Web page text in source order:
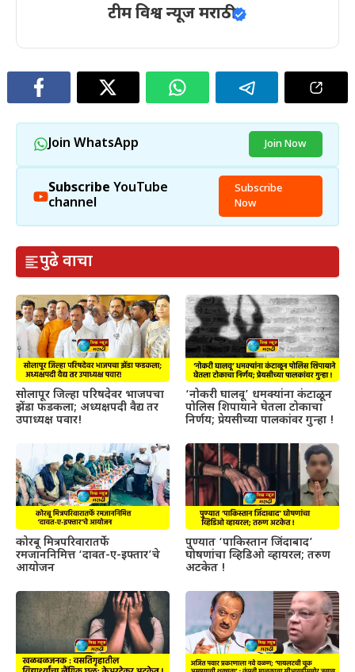
टीम विश्व न्यूज मराठी
Join WhatsApp Join Now
Subscribe YouTube
channel
Subscribe
Now
पुढे वाचा
सोलापूर जिल्हा परिषदेवर भाजपचा
झेंडा फडकला; अध्यक्षपदी वैद्य तर
उपाध्यक्ष पवार!
‘नोकरी घालवू’ धमक्यांना कंटाळून
पोलिस शिपायाने घेतला टोकाचा
निर्णय; प्रेयसीच्या पालकांवर गुन्हा !
कोरबू मित्रपरिवारातर्फे
रमजाननिमित्त ‘दावत-ए-इफ्तार’चे
आयोजन
पुण्यात ‘पाकिस्तान जिंदाबाद’
घोषणांचा व्हिडिओ व्हायरल; तरुण
अटकेत !